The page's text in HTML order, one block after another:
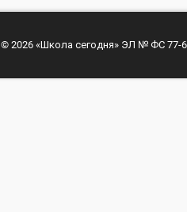
© 2026 «Школа сегодня» ЭЛ № ФС 77-